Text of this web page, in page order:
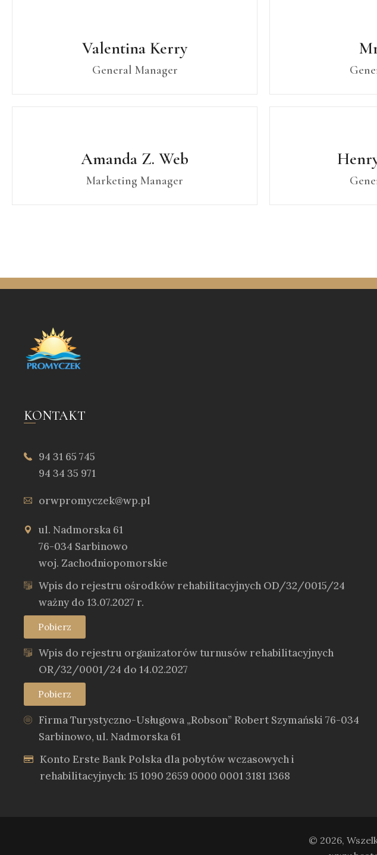
Valentina Kerry
General Manager
Amanda Z. Web
Marketing Manager
KONTAKT
94 31 65 745
94 34 35 971
orwpromyczek@wp.pl
ul. Nadmorska 61
76-034 Sarbinowo
woj. Zachodniopomorskie
Wpis do rejestru ośrodków rehabilitacyjnych OD/32/0015/24
ważny do 13.07.2027 r.
Pobierz
Wpis do rejestru organizatorów turnusów rehabilitacyjnych
OR/32/0001/24 do 14.02.2027
Pobierz
Firma Turystyczno-Usługowa „Robson” Robert Szymański 76-034
Sarbinowo, ul. Nadmorska 61
Konto Erste Bank Polska dla pobytów wczasowych i
rehabilitacyjnych: 15 1090 2659 0000 0001 3181 1368
© 2026,